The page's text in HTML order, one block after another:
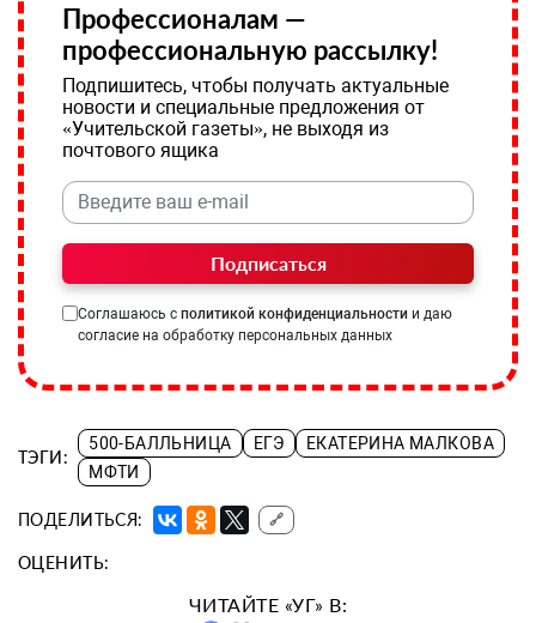
Профессионалам —
профессиональную рассылку!
Подпишитесь, чтобы получать актуальные
новости и специальные предложения от
«Учительской газеты», не выходя из
почтового ящика
Подписаться
Соглашаюсь с политикой конфиденциальности и даю
согласие на обработку персональных данных
ТЭГИ:
500-БАЛЛЬНИЦА ЕГЭ
ЕКАТЕРИНА МАЛКОВА
МФТИ
ПОДЕЛИТЬСЯ: 🔗
ОЦЕНИТЬ:
ЧИТАЙТЕ «УГ» В: